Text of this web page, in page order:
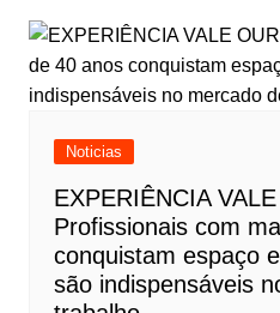
Noticias
EXPERIÊNCIA
Profissionais com
conquistam espaço
são indispensáveis